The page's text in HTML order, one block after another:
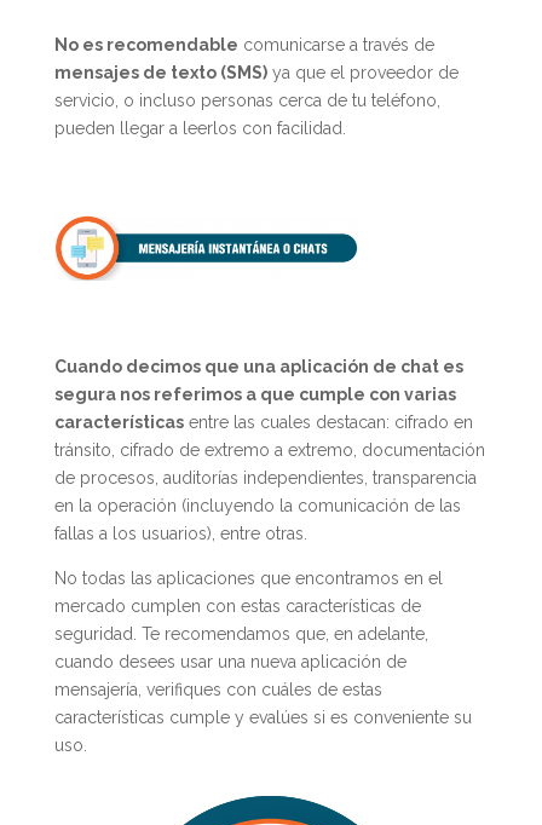
No es recomendable comunicarse a través de
mensajes de texto (SMS)ya que el proveedor de
servicio, o incluso personas cerca de tu teléfono,
pueden llegar a leerlos con facilidad.
Cuando decimos que una aplicación de chat es
segura nos referimos a que cumple con varias
característicasentre las cuales destacan: cifrado en
tránsito, cifrado de extremo a extremo, documentación
de procesos, auditorías independientes, transparencia
en la operación (incluyendo la comunicación de las
fallas a los usuarios), entre otras.
No todas las aplicaciones que encontramos en el
mercado cumplen con estas características de
seguridad. Te recomendamos que, en adelante,
cuando desees usar una nueva aplicación de
mensajería, verifiques con cuáles de estas
características cumple y evalúes si es conveniente su
uso.